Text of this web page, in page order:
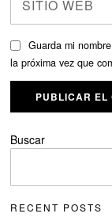
Guarda mi
la próxima vez que
Buscar
RECENT POSTS